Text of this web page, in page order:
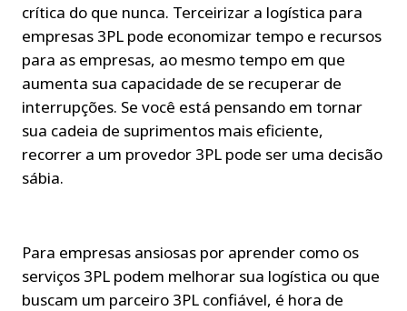
crítica do que nunca. Terceirizar a logística para
empresas 3PL pode economizar tempo e recursos
para as empresas, ao mesmo tempo em que
aumenta sua capacidade de se recuperar de
interrupções. Se você está pensando em tornar
sua cadeia de suprimentos mais eficiente,
recorrer a um provedor 3PL pode ser uma decisão
sábia.
Para empresas ansiosas por aprender como os
serviços 3PL podem melhorar sua logística ou que
buscam um parceiro 3PL confiável, é hora de